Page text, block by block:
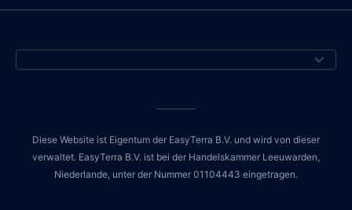
Diese Website ist Eigentum der EasyTerra B.V. und wird von dieser
verwaltet. EasyTerra B.V. ist bei der Handelskammer Leeuwarden,
Niederlande, unter der Nummer 01104443 eingetragen.